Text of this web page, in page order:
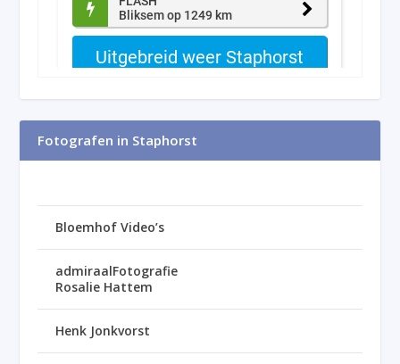
Fotografen in Staphorst
Bloemhof Video’s
admiraalFotografie
Rosalie Hattem
Henk Jonkvorst